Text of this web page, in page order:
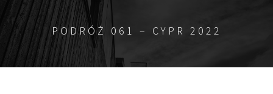
PODRÓŻ 061 – CYPR 2022